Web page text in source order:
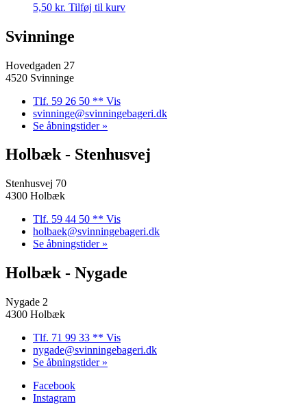
5,50 kr. Tilføj til kurv
Svinninge
Hovedgaden 27
4520 Svinninge
Tlf. 59 26 50 ** Vis
svinninge@svinningebageri.dk
Se åbningstider »
Holbæk - Stenhusvej
Stenhusvej 70
4300 Holbæk
Tlf. 59 44 50 ** Vis
holbaek@svinningebageri.dk
Se åbningstider »
Holbæk - Nygade
Nygade 2
4300 Holbæk
Tlf. 71 99 33 ** Vis
nygade@svinningebageri.dk
Se åbningstider »
Facebook
Instagram